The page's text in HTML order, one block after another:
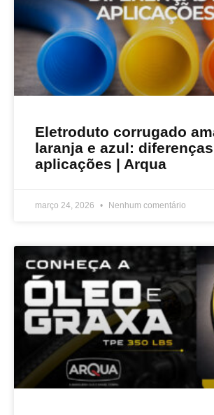
Eletroduto corrugado
laranja e azul:
aplicações | Arqua
março 24, 2026 Nenhum comentário